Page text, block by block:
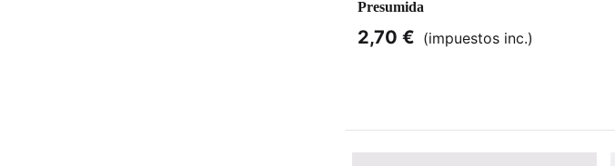
Presumida
2,70 € (impuestos inc.)